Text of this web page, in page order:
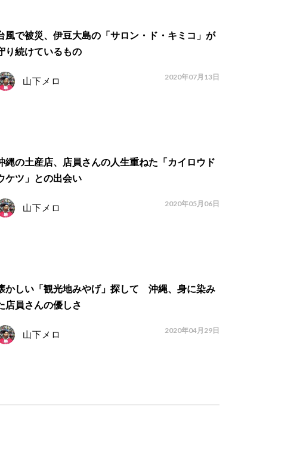
風で被災、伊豆大島の「サロン・ド・キミコ」が
り続けているもの
山下メロ 2020年07月13日
縄の土産店、店員さんの人生重ねた「カイロウド
ケツ」との出会い
山下メロ 2020年05月06日
かしい「観光地みやげ」探して 沖縄、身に染み
店員さんの優しさ
山下メロ 2020年04月29日